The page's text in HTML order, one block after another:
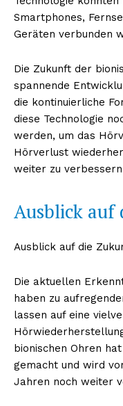
Smartphones,
Geräten verbunden
Die Zukunft der
spannende
die kontinuierliche
diese Technologie
werden, um das
Hörverlust
weiter zu
Ausblick
Ausblick auf die
Die aktuellen
haben zu
lassen auf eine
bionischen Ohren
gemacht und wird
Jahren noch weiter